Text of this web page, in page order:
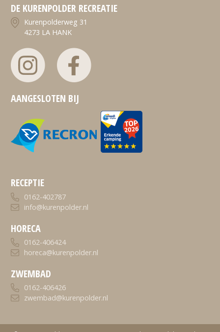
DE KURENPOLDER RECREATIE
Kurenpolderweg 31
4273 LA HANK
AANGESLOTEN BIJ
RECEPTIE
0162-402787
info@kurenpolder.nl
HORECA
0162-406424
horeca@kurenpolder.nl
ZWEMBAD
0162-406426
zwembad@kurenpolder.nl